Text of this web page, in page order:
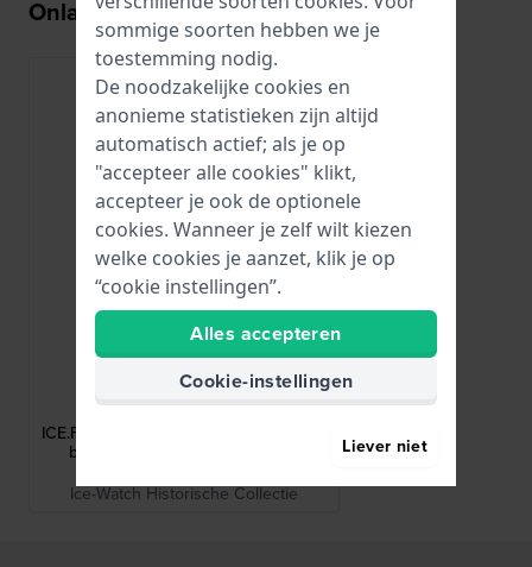
Onlangs bekeken
Ice-Watch
010141
ICE.FL.WON.U.S.15 20 mm Paarse kast-
band combinatie met klikdeksel
Ice-Watch Historische Collectie
sommige soorten hebben we je
toestemming nodig.
De noodzakelijke cookies en
anonieme statistieken zijn altijd
automatisch actief; als je op
"accepteer alle cookies" klikt,
accepteer je ook de optionele
cookies. Wanneer je zelf wilt kiezen
welke cookies je aanzet, klik je op
“cookie instellingen”.
Alles accepteren
Cookie-instellingen
Liever niet